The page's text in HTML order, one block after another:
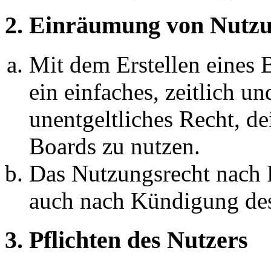
2. Einräumung von
Mit dem Erstellen eines
ein einfaches, zeitlich
unentgeltliches Recht,
Boards zu nutzen.
Das Nutzungsrecht
auch nach Kündigung
3. Pflichten des Nutzers